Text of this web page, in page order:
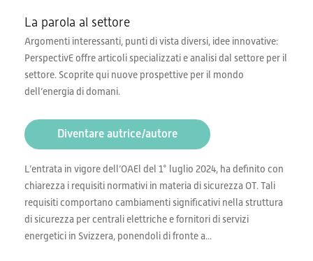
La parola al settore
Argomenti interessanti, punti di vista diversi, idee innovative:
PerspectivE offre articoli specializzati e analisi dal settore per il
settore. Scoprite qui nuove prospettive per il mondo
dell’energia di domani.
Diventare autrice/autore
L’entrata in vigore dell’OAEl del 1° luglio 2024, ha definito con
chiarezza i requisiti normativi in materia di sicurezza OT. Tali
requisiti comportano cambiamenti significativi nella struttura
di sicurezza per centrali elettriche e fornitori di servizi
energetici in Svizzera, ponendoli di fronte a...